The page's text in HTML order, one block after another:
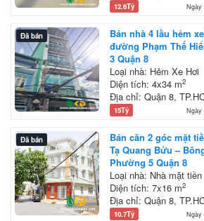
12.6Tỷ Ngày
Đã bán
Bán nhà 4 lầu hẻm
đường Phạm Thế
3 Quận 8
Loại nhà: Hẻm Xe Hơi
Diện tích: 4x34 m2
Địa chỉ: Quận 8,
15Tỷ Ngày
Đã bán
Bán căn 2 góc mặt
Tạ Quang Bửu –
Phường 5 Quận 8
Loại nhà: Nhà mặt tiền
Diện tích: 7x16 m2
Địa chỉ: Quận 8,
10.7Tỷ Ngày